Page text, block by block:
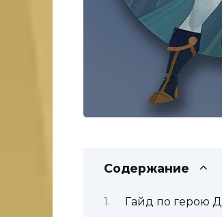
Содержание
Гайд по герою